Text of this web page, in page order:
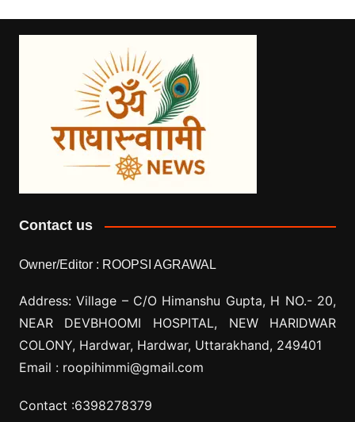
Contact us
Owner/Editor : ROOPSI AGRAWAL
Address: Village – C/O Himanshu Gupta, H NO.- 20,
NEAR DEVBHOOMI HOSPITAL, NEW HARIDWAR
COLONY, Hardwar, Hardwar, Uttarakhand, 249401
Email : roopihimmi@gmail.com
Contact :6398278379